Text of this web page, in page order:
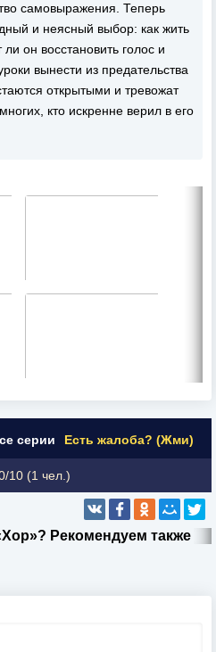
самовыражения. Теперь
и неясный выбор: как жить
он восстановить голос и
вынести из предательства
открытыми и тревожат
кто искренне верил в его
серии Есть жалоба? (Жми)
10 (1 чел.)
Рекомендуем также